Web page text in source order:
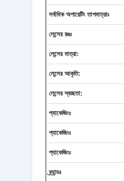
সর্বাধিক অপারেটিং তাপমাত্রাঃ
লেন্সের রঙঃ
লেন্সের মাত্রা:
লেন্সের আকৃতি:
লেন্সের স্বচ্ছতা:
প্যাকেজিংঃ
প্যাকেজিংঃ
প্যাকেজিংঃ
ব্র্যান্ডঃ